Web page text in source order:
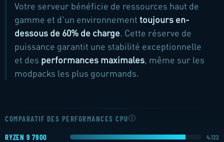
AMD RYZEN 7900
Votre serveur bénéficie de ressources haut de
gamme et d'un environnement toujours en-
dessous de 60% de charge. Cette réserve de
puissance garantit une stabilité exceptionnelle
et des performances maximales, même sur les
modpacks les plus gourmands.
COMPARATIF DES PERFORMANCES CPUⒾ
RYZEN 9 7900 4,122